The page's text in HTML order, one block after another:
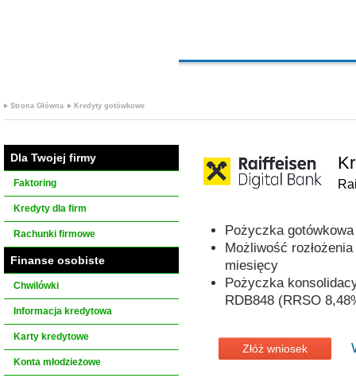
Strona Główna Kredyty gotówkowe
Dla Twojej firmy
Faktoring
Kredyty dla firm
Rachunki firmowe
Finanse osobiste
Chwilówki
Informacja kredytowa
Karty kredytowe
Konta młodzieżowe
Pożyczka gotówkowa
Możliwość
miesięcy
Pożyczka
RDB848 (RRSO
Złóż wniosek